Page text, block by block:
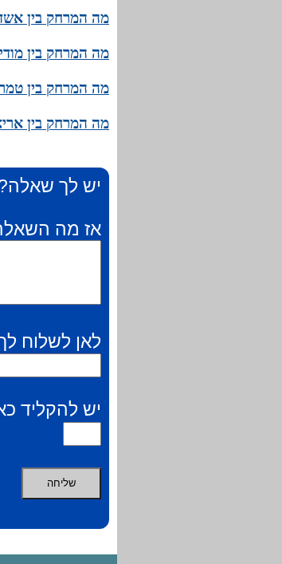
מה המרחק בין
מה המרחק בין
מה המרחק בין
מה המרחק בין
יש לך שאלה?
אז מה
לאן לשלוח
יש להקליד